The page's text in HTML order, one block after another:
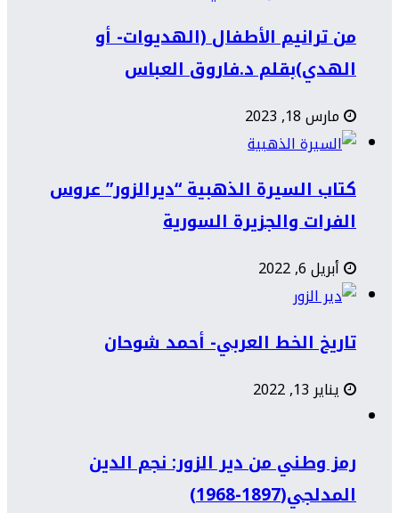
من ترانيم الأطفال (الهديوات- أو
الهدي)بقلم د.فاروق العباس
مارس 18, 2023
كتاب السيرة الذهبية “ديرالزور” عروس
الفرات والجزيرة السورية
أبريل 6, 2022
تاريخ الخط العربي- أحمد شوحان
يناير 13, 2022
رمز وطني من دير الزور: نجم الدين
المدلجي(1897-1968)